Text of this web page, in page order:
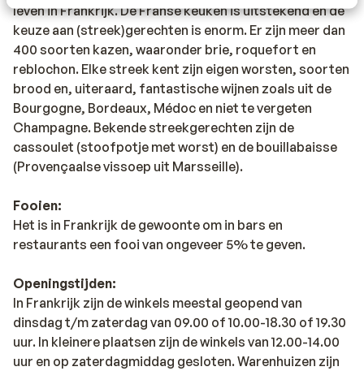
leven in Frankrijk. De Franse keuken is uitstekend en de
keuze aan (streek)gerechten is enorm. Er zijn meer dan
400 soorten kazen, waaronder brie, roquefort en
reblochon. Elke streek kent zijn eigen worsten, soorten
brood en, uiteraard, fantastische wijnen zoals uit de
Bourgogne, Bordeaux, Médoc en niet te vergeten
Champagne. Bekende streekgerechten zijn de
cassoulet (stoofpotje met worst) en de bouillabaisse
(Provençaalse vissoep uit Marsseille).
Fooien:
Het is in Frankrijk de gewoonte om in bars en
restaurants een fooi van ongeveer 5% te geven.
Openingstijden:
In Frankrijk zijn de winkels meestal geopend van
dinsdag t/m zaterdag van 09.00 of 10.00-18.30 of 19.30
uur. In kleinere plaatsen zijn de winkels van 12.00-14.00
uur en op zaterdagmiddag gesloten. Warenhuizen zijn